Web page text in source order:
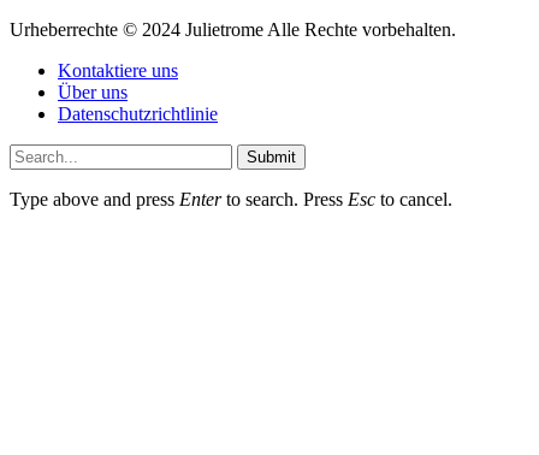
Urheberrechte © 2024 Julietrome Alle Rechte vorbehalten.
Kontaktiere uns
Über uns
Datenschutzrichtlinie
Submit
Type above and press Enterto search. Press Esc to cancel.